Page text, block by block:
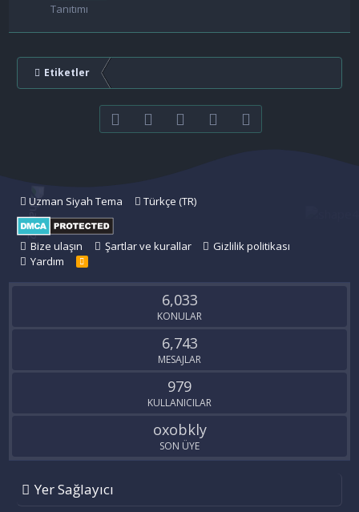
Tanıtımı
Etiketler
FacebookTwitter youtubeBize ulaşın
Uzman Siyah Tema Türkçe (TR)
Bize ulaşın Şartlar ve kurallar
Gizlilik politikası
Yardım
R
S
6,033
KONULAR
6,743
MESAJLAR
979
KULLANICILAR
oxobkly
SON ÜYE
Yer Sağlayıcı